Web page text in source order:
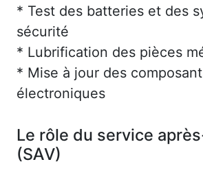
* Test des batteries et des
sécurité
* Lubrification des pièces
* Mise à jour des
électroniques
Le rôle du service
(SAV)